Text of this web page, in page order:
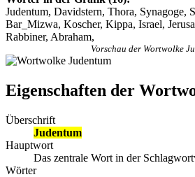
Judentum, Davidstern, Thora, Synagoge,
Bar_Mizwa, Koscher, Kippa, Israel,
Rabbiner, Abraham,
Vorschau der Wortwolke
Eigenschaften der
Überschrift
Judentum
Hauptwort
Das zentrale Wort in der
Wörter